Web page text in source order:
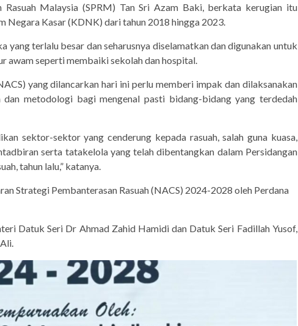
Rasuah Malaysia (SPRM) Tan Sri Azam Baki, berkata kerugian itu
Negara Kasar (KDNK) dari tahun 2018 hingga 2023.
yang terlalu besar dan seharusnya diselamatkan dan digunakan untuk
seperti membaiki sekolah dan hospital.
yang dilancarkan hari ini perlu memberi impak dan dilaksanakan
dan metodologi bagi mengenal pasti bidang-bidang yang terdedah
sektor-sektor yang cenderung kepada rasuah, salah guna kuasa,
serta tatakelola yang telah dibentangkan dalam Persidangan
tahun lalu,” katanya.
Strategi Pembanterasan Rasuah (NACS) 2024-2028 oleh Perdana
Datuk Seri Dr Ahmad Zahid Hamidi dan Datuk Seri Fadillah Yusof,